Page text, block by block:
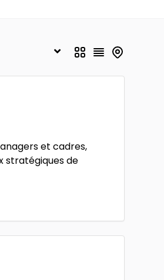
et cadres,
stratégiques de